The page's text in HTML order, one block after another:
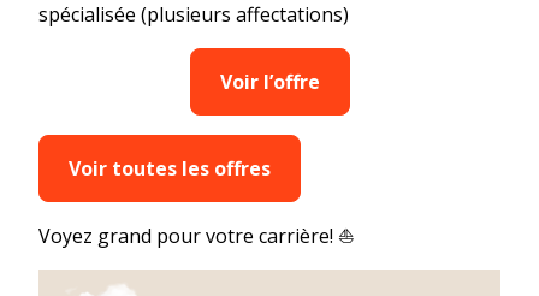
spécialisée (plusieurs affectations)
Voir l’offre
Voir toutes les offres
Voyez grand pour votre carrière! ⛵️